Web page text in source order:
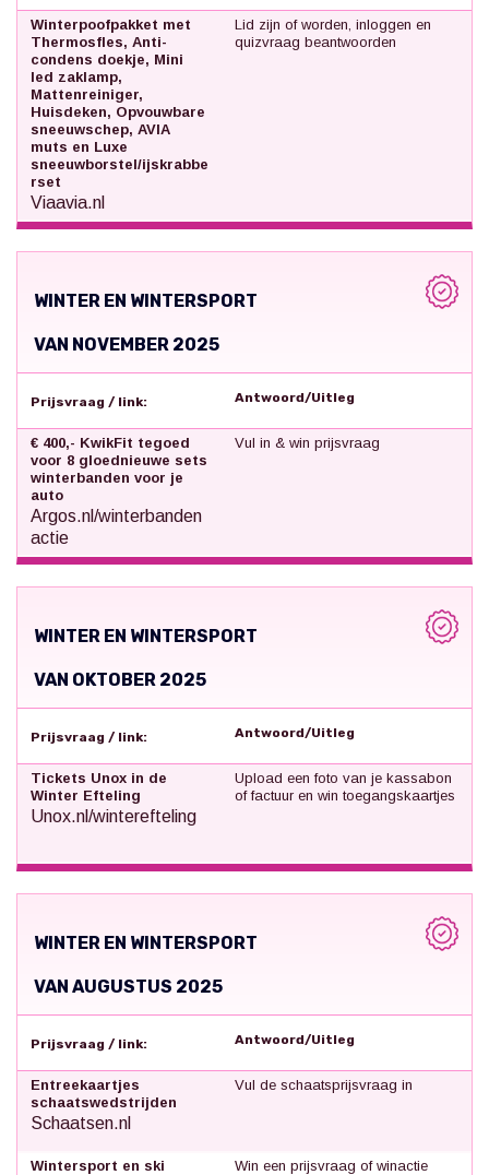
Winterpoofpakket met
Thermosfles, Anti-
condens doekje, Mini
led zaklamp,
Mattenreiniger,
Huisdeken, Opvouwbare
sneeuwschep, AVIA
muts en Luxe
sneeuwborstel/ijskrabbe
rset
Viaavia.nl
Lid zijn of worden, inloggen en
quizvraag beantwoorden
WINTER EN WINTERSPORT
VAN NOVEMBER 2025
Prijsvraag / link: Antwoord/Uitleg
€ 400,- KwikFit tegoed
voor 8 gloednieuwe sets
winterbanden voor je
auto
Argos.nl/winterbanden
actie
Vul in & win prijsvraag
WINTER EN WINTERSPORT
VAN OKTOBER 2025
Prijsvraag / link: Antwoord/Uitleg
Tickets Unox in de
Winter Efteling
Unox.nl/winterefteling
Upload een foto van je kassabon
of factuur en win toegangskaartjes
WINTER EN WINTERSPORT
VAN AUGUSTUS 2025
Prijsvraag / link: Antwoord/Uitleg
Entreekaartjes
schaatswedstrijden
Schaatsen.nl
Vul de schaatsprijsvraag in
Wintersport en ski
Win een prijsvraag of winactie